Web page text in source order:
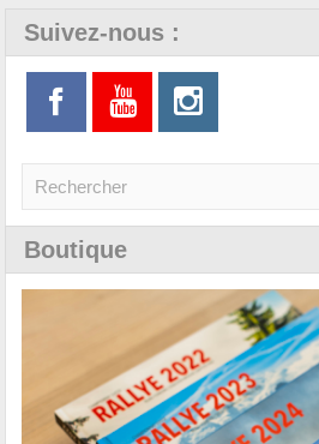
Suivez-nous :
Boutique